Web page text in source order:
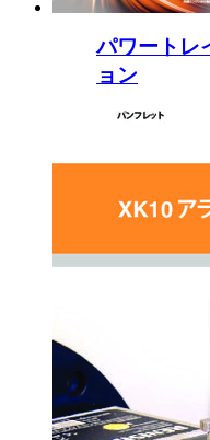
パワートレ
ョン